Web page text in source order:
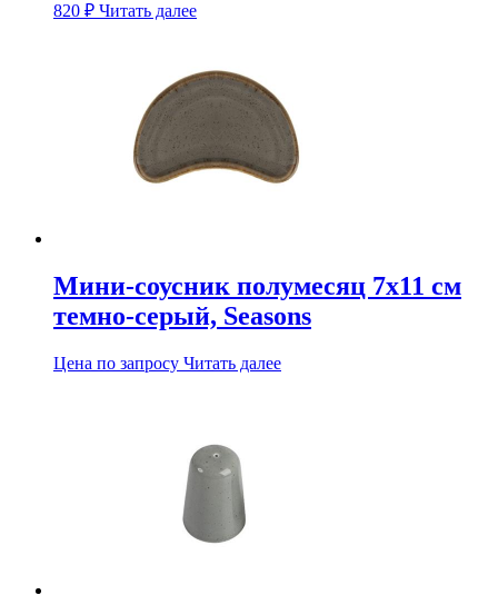
820 ₽ Читать далее
Мини-соусник полумесяц 7х11 см
темно-серый, Seasons
Цена по запросу Читать далее